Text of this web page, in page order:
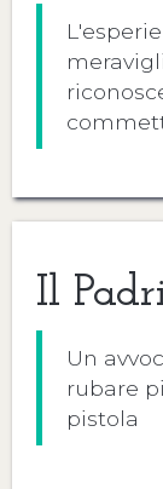
Il
Un
rubare
pistola